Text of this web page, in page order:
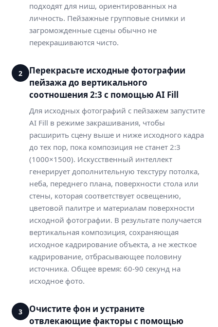
подходят для ниш, ориентированных на
личность. Пейзажные групповые снимки и
загроможденные сцены обычно не
перекрашиваются чисто.
2
Перекрасьте исходные фотографии
пейзажа до вертикального
соотношения 2:3 с помощью AI Fill
Для исходных фотографий с пейзажем запустите
AI Fill в режиме закрашивания, чтобы
расширить сцену выше и ниже исходного кадра
до тех пор, пока композиция не станет 2:3
(1000×1500). Искусственный интеллект
генерирует дополнительную текстуру потолка,
неба, переднего плана, поверхности стола или
стены, которая соответствует освещению,
цветовой палитре и материалам поверхности
исходной фотографии. В результате получается
вертикальная композиция, сохраняющая
исходное кадрирование объекта, а не жесткое
кадрирование, отбрасывающее половину
источника. Общее время: 60-90 секунд на
исходное фото.
3
Очистите фон и устраните
отвлекающие факторы с помощью